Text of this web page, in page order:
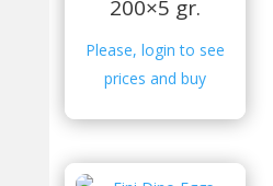
200×5 gr.
Please, login to see
prices and buy